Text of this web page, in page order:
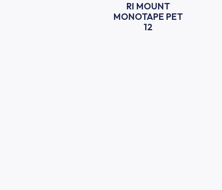
RI MOUNT
MONOTAPE PET
12